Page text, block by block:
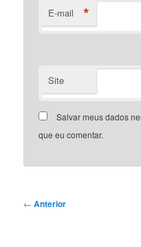
E-mail *
Site
Salvar meus dados
que eu comentar.
Navegação
← Anterior